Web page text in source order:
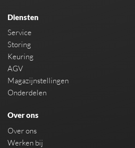
Diensten
Service
Storing
Keuring
AGV
Magazijnstellingen
Onderdelen
Over ons
Over ons
Werken bij